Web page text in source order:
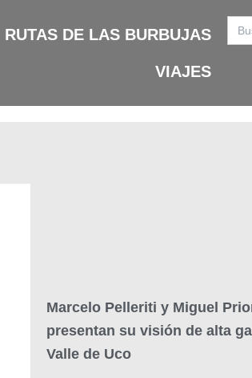
RUTAS DE LAS BURBUJAS
VIAJES
for:
Marcelo Pelleriti y Miguel
presentan su visión de alta
Valle de Uco